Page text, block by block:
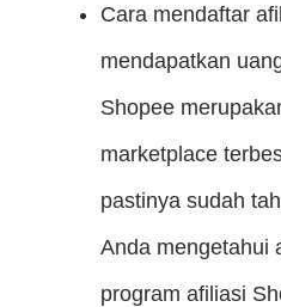
Cara mendaftar
mendapatkan
Shopee
marketplace
pastinya sudah
Anda mengetahui
program afiliasi